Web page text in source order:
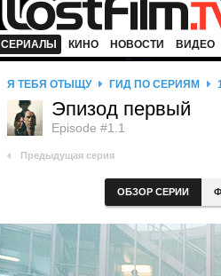
СЕРИАЛЫ КИНО НОВОСТИ ВИДЕО
Я ТЕБЯ ОТЫЩУ ГИД ПО СЕРИЯМ
Эпизод первый
Episode #1.1
Предыдущая серия
ОБЗОР СЕРИИ